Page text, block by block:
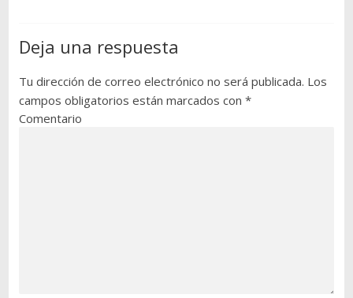
Deja una respuesta
Tu dirección de correo electrónico no será publicada. Los
campos obligatorios están marcados con *
Comentario